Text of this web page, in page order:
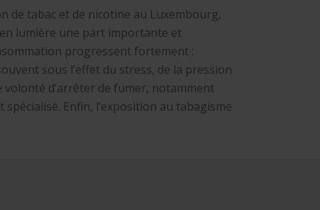
de tabac et de nicotine au Luxembourg,
lumière une part importante et
progressent fortement :
sous l’effet du stress, de la pression
volonté d’arrêter de fumer, notamment
Enfin, l’exposition au tabagisme